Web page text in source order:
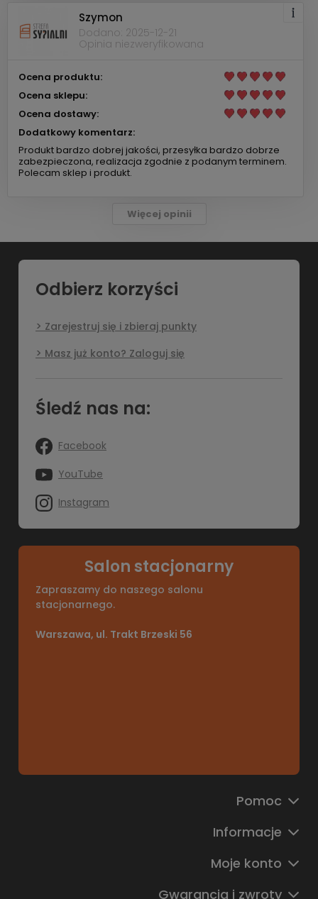
Szymon
Dodano: 2025-12-21
Opinia niezweryfikowana
Ocena produktu:
Ocena sklepu:
Ocena dostawy:
Dodatkowy komentarz:
Produkt bardzo dobrej jakości, przesyłka bardzo dobrze
zabezpieczona, realizacja zgodnie z podanym terminem.
Polecam sklep i produkt.
Więcej opinii
Odbierz korzyści
Zarejestruj się i zbieraj punkty
Masz już konto? Zaloguj się
Śledź nas na:
Facebook
YouTube
Instagram
Salon stacjonarny
Zapraszamy do naszego salonu
stacjonarnego.
Warszawa, ul. Trakt Brzeski 56
Pomoc
Informacje
Moje konto
Gwarancja i zwroty